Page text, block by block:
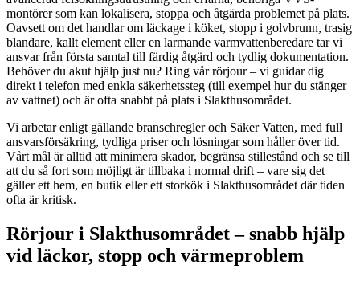
montörer som kan lokalisera, stoppa och åtgärda problemet på plats.
Oavsett om det handlar om läckage i köket, stopp i golvbrunn, trasig
blandare, kallt element eller en larmande varmvattenberedare tar vi
ansvar från första samtal till färdig åtgärd och tydlig dokumentation.
Behöver du akut hjälp just nu? Ring vår rörjour – vi guidar dig
direkt i telefon med enkla säkerhetssteg (till exempel hur du stänger
av vattnet) och är ofta snabbt på plats i Slakthusområdet.
Vi arbetar enligt gällande branschregler och Säker Vatten, med full
ansvarsförsäkring, tydliga priser och lösningar som håller över tid.
Vårt mål är alltid att minimera skador, begränsa stillestånd och se till
att du så fort som möjligt är tillbaka i normal drift – vare sig det
gäller ett hem, en butik eller ett storkök i Slakthusområdet där tiden
ofta är kritisk.
Rörjour i Slakthusområdet – snabb hjälp
vid läckor, stopp och värmeproblem